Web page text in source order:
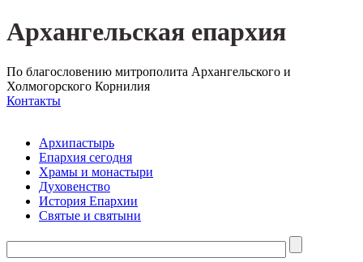
Архангельская епархия
По благословению митрополита Архангельского и
Холмогорского Корнилия
Контакты
Архипастырь
Епархия сегодня
Храмы и монастыри
Духовенство
История Епархии
Святые и святыни